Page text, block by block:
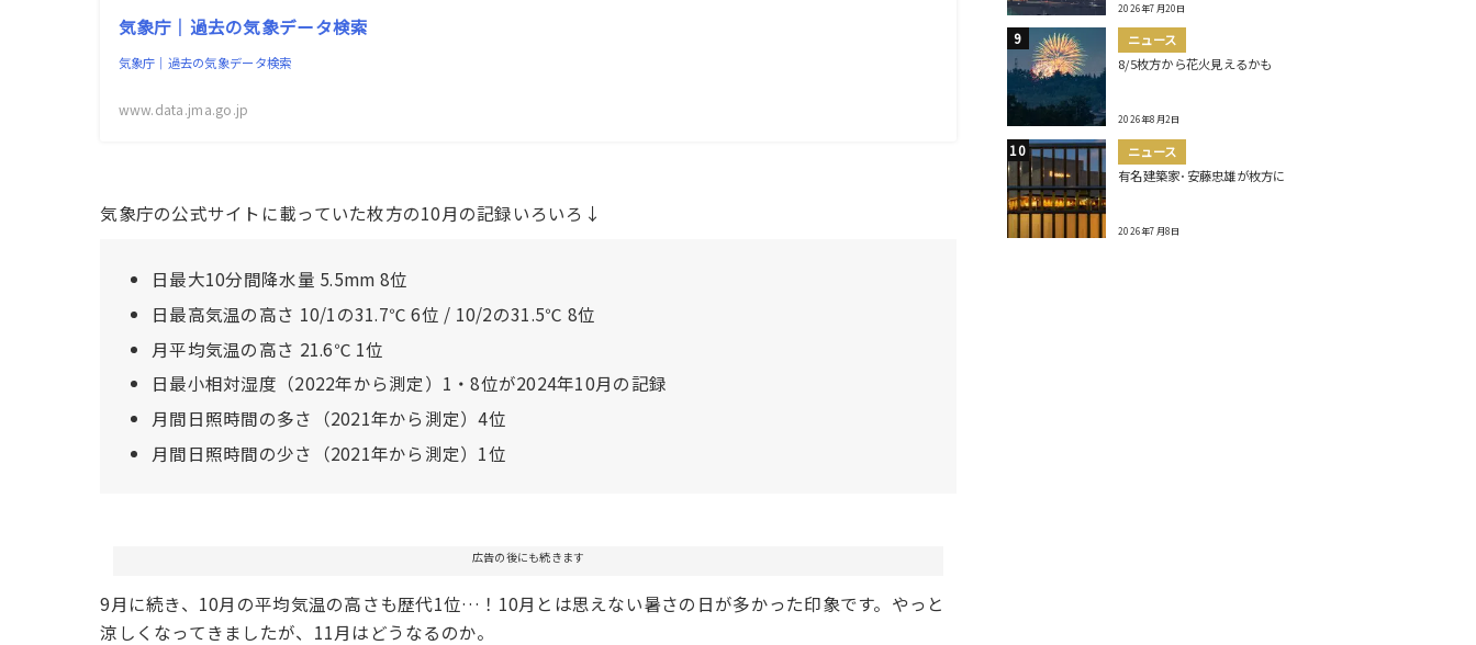
気象庁｜過去の気象データ検索
気象庁｜過去の気象データ検索
www.data.jma.go.jp
気象庁の公式サイトに載っていた枚方の10月の記録いろいろ↓
日最大10分間降水量 5.5mm 8位
日最高気温の高さ 10/1の31.7℃ 6位 / 10/2の31.5℃ 8位
月平均気温の高さ 21.6℃ 1位
日最小相対湿度（2022年から測定）1・8位が2024年10月の記録
月間日照時間の多さ（2021年から測定）4位
月間日照時間の少さ（2021年から測定）1位
広告の後にも続きます
9月に続き、10月の平均気温の高さも歴代1位…！10月とは思えない暑さの日が多かった印象です。やっと
涼しくなってきましたが、11月はどうなるのか。
2026年7月20日
ニュース
8/5枚方から花火見えるかも
2026年8月2日
ニュース
有名建築家･安藤忠雄が枚方に
2026年7月8日